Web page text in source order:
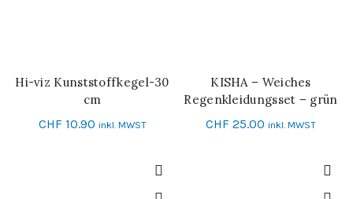
IN DEN WARENKORB
Hi-viz Kunststoffkegel-30
cm
CHF 10.90 inkl. MWST
IN DEN WARENKORB
KISHA – Weiches
Regenkleidungsset – grün
CHF 25.00 inkl. MWST